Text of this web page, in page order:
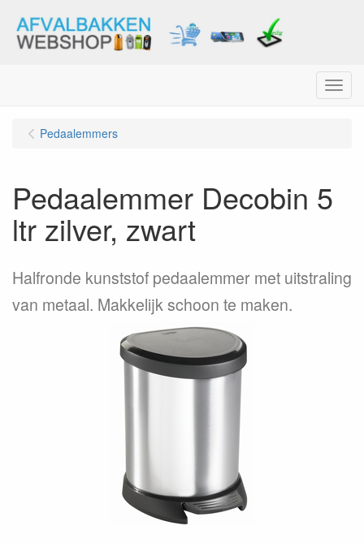
Menu
Pedaalemmers
Pedaalemmer Decobin 5
ltr zilver, zwart
Halfronde kunststof pedaalemmer met uitstraling
van metaal. Makkelijk schoon te maken.